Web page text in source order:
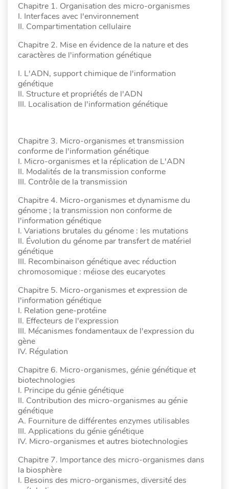
Chapitre 1. Organisation des micro-organismes
I. Interfaces avec l'environnement
II. Compartimentation cellulaire
Chapitre 2. Mise en évidence de la nature et des
caractères de l'information génétique
I. L'ADN, support chimique de l'information
génétique
II. Structure et propriétés de l'ADN
III. Localisation de l'information génétique
Chapitre 3. Micro-organismes et transmission
conforme de l'information génétique
I. Micro-organismes et la réplication de L'ADN
II. Modalités de la transmission conforme
III. Contrôle de la transmission
Chapitre 4. Micro-organismes et dynamisme du
génome ; la transmission non conforme de
l'information génétique
I. Variations brutales du génome : les mutations
II. Évolution du génome par transfert de matériel
génétique
III. Recombinaison génétique avec réduction
chromosomique : méiose des eucaryotes
Chapitre 5. Micro-organismes et expression de
l'information génétique
I. Relation gene-protéine
II. Effecteurs de l'expression
III. Mécanismes fondamentaux de l'expression du
gène
IV. Régulation
Chapitre 6. Micro-organismes, génie génétique et
biotechnologies
I. Principe du génie génétique
II. Contribution des micro-organismes au génie
génétique
A. Fourniture de différentes enzymes utilisables
III. Applications du génie génétique
IV. Micro-organismes et autres biotechnologies
Chapitre 7. Importance des micro-organismes dans
la biosphère
I. Besoins des micro-organismes, diversité des